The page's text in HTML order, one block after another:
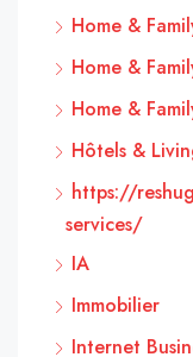
Home &
Home &
Home &
Hôtels &
https://
services/
IA
Immobilier
Internet